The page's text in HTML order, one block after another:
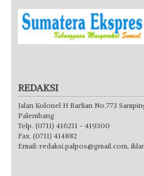
REDAKSI
Jalan Kolonel H Barlian No.773
Palembang
Telp. (0711) 416211 - 419300
Fax. (0711) 414882
Email: redaksi.palpos@gmail.com,